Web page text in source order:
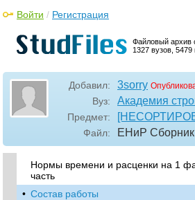
Файловый архив
1327 вузов, 5479
Войти / Регистрация
Добавил: 3sorry
Вуз: Академия
Предмет:
Файл: ЕНиР
Состав работ
Характеристика условий
• Состав работы
Нормы времени и расценки на 1 м
двух труб - подающей и обратной
Глава 2. Арматура и фасонные
Состав работы
Нормы времени и расценки на 1
часть
• Состав работы